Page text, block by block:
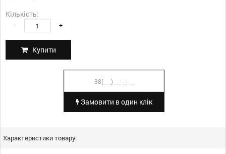
Кількість:
- +
Купити
Замовити в один клік
Характеристики товару: